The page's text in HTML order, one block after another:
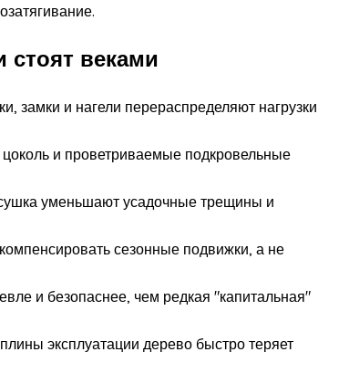
стоят веками
замки и нагели перераспределяют нагрузки
и проветриваемые подкровельные
уменьшают усадочные трещины и
сезонные подвижки, а не
и безопаснее, чем редкая "капитальная"
эксплуатации дерево быстро теряет